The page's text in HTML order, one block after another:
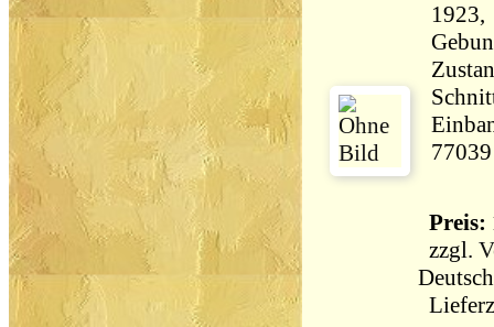
1923,
77039
Preis:
zzgl.